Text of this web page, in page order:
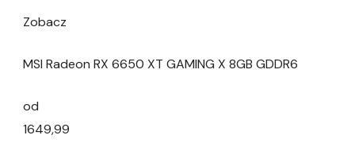
Zobacz
MSI Radeon RX 6650 XT GAMING X 8GB GDDR6
od
1649,99